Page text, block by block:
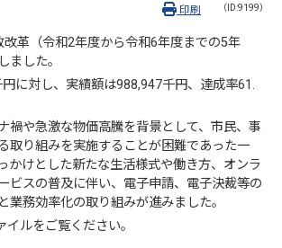
（ID:9199）
印刷
革（令和2年度から令和6年度までの5年
ました。
に対し、実績額は988,947千円、達成率61.
禍や急激な物価高騰を背景として、市民、事
取り組みを実施することが困難であった一
かけとした新たな生活様式や働き方、オンラ
ビスの普及に伴い、電子申請、電子決裁等の
業務効率化の取り組みが進みました。
イルをご覧ください。